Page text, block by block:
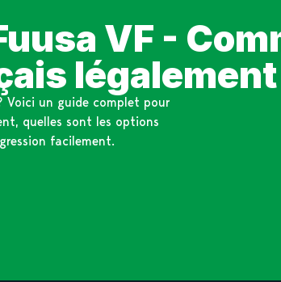
VF -
légalement
Voici un guide complet pour
quelles sont les options
facilement.